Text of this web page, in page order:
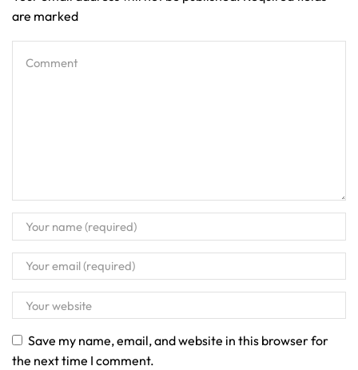
are marked
Save my name, email, and website in this browser for
the next time I comment.